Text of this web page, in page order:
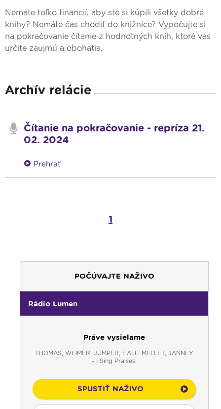
Nemáte toľko financií, aby ste si kúpili všetky dobré
knihy? Nemáte čas chodiť do knižnice? Vypočujte si
na pokračovanie čítanie z hodnotných kníh, ktoré vás
určite zaujmú a obohatia.
Archív relácie
Čítanie na pokračovanie - repríza 21.
02. 2024
Prehrať
1
POČÚVAJTE NAŽIVO
Rádio Lumen
Práve vysielame
THOMAS, WEIMER, JUMPER, HALL, MELLET, JANNEY
- I Sing Praises
SPUSTIŤ NAŽIVO
Predel do nového dňa
00:01
Gaučing - repríza
01:00
Rodina - repríza
01:30
Gospelparáda - repríza